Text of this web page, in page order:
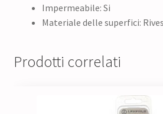
Impermeabile: Si
Materiale delle superfici:
Prodotti correlati